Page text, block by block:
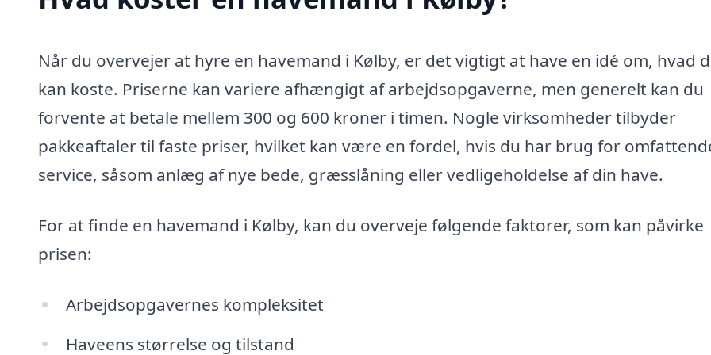
Når du overvejer at hyre en havemand i Kølby, er det vigtigt at have en idé om, hvad
kan koste. Priserne kan variere afhængigt af arbejdsopgaverne, men generelt kan du
forvente at betale mellem 300 og 600 kroner i timen. Nogle virksomheder tilbyder
pakkeaftaler til faste priser, hvilket kan være en fordel, hvis du har brug for
service, såsom anlæg af nye bede, græsslåning eller vedligeholdelse af din have.
For at finde en havemand i Kølby, kan du overveje følgende faktorer, som kan påvirke
prisen:
Arbejdsopgavernes kompleksitet
Haveens størrelse og tilstand